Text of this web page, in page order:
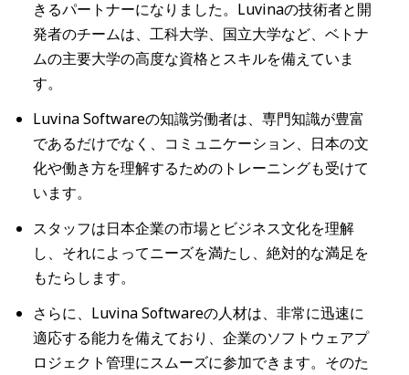
きるパートナーになりました。Luvinaの技術者と開
発者のチームは、工科大学、国立大学など、ベトナ
ムの主要大学の高度な資格とスキルを備えていま
す。
Luvina Softwareの知識労働者は、専門知識が豊富
であるだけでなく、コミュニケーション、日本の文
化や働き方を理解するためのトレーニングも受けて
います。
スタッフは日本企業の市場とビジネス文化を理解
し、それによってニーズを満たし、絶対的な満足を
もたらします。
さらに、Luvina Softwareの人材は、非常に迅速に
適応する能力を備えており、企業のソフトウェアプ
ロジェクト管理にスムーズに参加できます。そのた